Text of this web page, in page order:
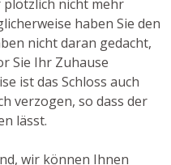
plötzlich nicht mehr
haben Sie den
nicht daran gedacht,
Sie Ihr Zuhause
ist das Schloss auch
verzogen, so dass der
lässt.
wir können Ihnen